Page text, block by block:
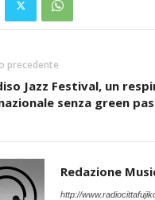
precedente
Jazz Festival, un
senza green
Redazione
http://